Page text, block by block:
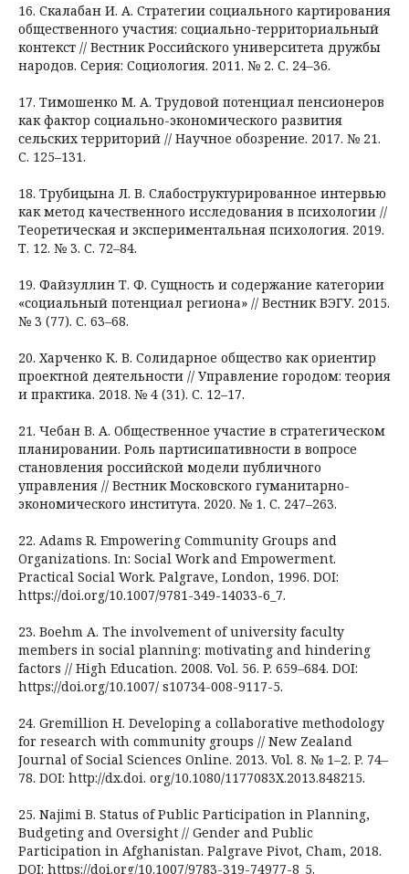
16. Скалабан И. А. Стратегии социального картирования
общественного участия: социально-территориальный
контекст // Вестник Российского университета дружбы
народов. Серия: Социология. 2011. № 2. С. 24–36.
17. Тимошенко М. А. Трудовой потенциал пенсионеров
как фактор социально-экономического развития
сельских территорий // Научное обозрение. 2017. № 21.
С. 125–131.
18. Трубицына Л. В. Слабоструктурированное интервью
как метод качественного исследования в психологии //
Теоретическая и экспериментальная психология. 2019.
Т. 12. № 3. С. 72–84.
19. Файзуллин Т. Ф. Сущность и содержание категории
«социальный потенциал региона» // Вестник ВЭГУ. 2015.
№ 3 (77). С. 63–68.
20. Харченко К. В. Солидарное общество как ориентир
проектной деятельности // Управление городом: теория
и практика. 2018. № 4 (31). С. 12–17.
21. Чебан В. А. Общественное участие в стратегическом
планировании. Роль партисипативности в вопросе
становления российской модели публичного
управления // Вестник Московского гуманитарно-
экономического института. 2020. № 1. С. 247–263.
22. Adams R. Empowering Community Groups and
Organizations. In: Social Work and Empowerment.
Practical Social Work. Palgrave, London, 1996. DOI:
https://doi.org/10.1007/9781-349-14033-6_7.
23. Boehm A. The involvement of university faculty
members in social planning: motivating and hindering
factors // High Education. 2008. Vol. 56. P. 659–684. DOI:
https://doi.org/10.1007/ s10734-008-9117-5.
24. Gremillion H. Developing a collaborative methodology
for research with community groups // New Zealand
Journal of Social Sciences Online. 2013. Vol. 8. № 1–2. P. 74–
78. DOI: http://dx.doi. org/10.1080/1177083X.2013.848215.
25. Najimi B. Status of Public Participation in Planning,
Budgeting and Oversight // Gender and Public
Participation in Afghanistan. Palgrave Pivot, Cham, 2018.
DOI: https://doi.org/10.1007/9783-319-74977-8_5.